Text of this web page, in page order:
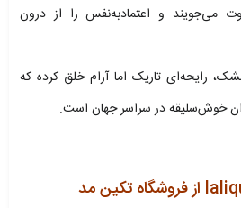
می‌جویند و اعتمادبه‌نفس را از درون
رایحه‌ای تاریک اما آرام خلق کرده که
خوش‌سلیقه در سراسر جهان است.